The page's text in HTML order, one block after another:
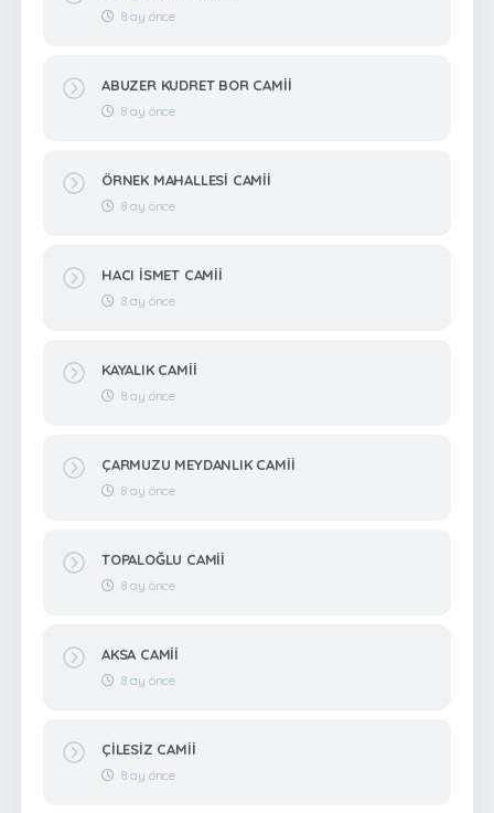
8 ay önce
ABUZER KUDRET BOR CAMİİ
8 ay önce
ÖRNEK MAHALLESİ CAMİİ
8 ay önce
HACI İSMET CAMİİ
8 ay önce
KAYALIK CAMİİ
8 ay önce
ÇARMUZU MEYDANLIK CAMİİ
8 ay önce
TOPALOĞLU CAMİİ
8 ay önce
AKSA CAMİİ
8 ay önce
ÇİLESİZ CAMİİ
8 ay önce